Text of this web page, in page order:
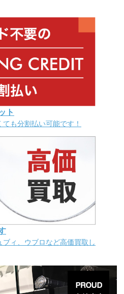
ト
も分割払い可能です！
ブィ、ウブロなど高価買取し